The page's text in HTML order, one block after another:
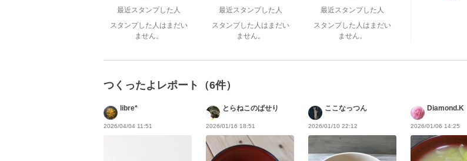
最近スタンプした人
スタンプした人はまだい
ません。
最近スタンプした人
スタンプした人はまだい
ません。
最近スタンプした人
スタンプした人はまだい
ません。
つくったよレポート（6件）
libre*
2026/04/04 11:51
とらねこのぱせり
2026/01/16 18:51
ここなっつん
2026/01/10 22:12
Diamond.K
2026/01/06 14:25